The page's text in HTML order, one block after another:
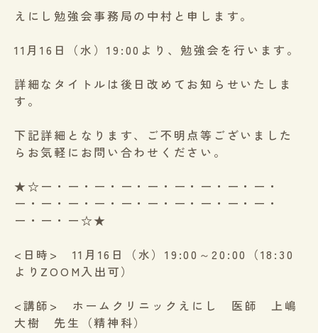
えにし勉強会事務局の中村と申します。
11月16日（水）19:00より、勉強会を行います。
詳細なタイトルは後日改めてお知らせいたしま
す。
下記詳細となります、ご不明点等ございました
らお気軽にお問い合わせください。
★☆ー・ー・ー・ー・ー・ー・ー・ー・ー・
ー・ー・ー・ー・ー・ー・ー・ー・ー・ー・
ー・ー・ー☆★
<日時> 11月16日（水）19:00～20:00（18:30
よりZOOM入出可）
<講師> ホームクリニックえにし 医師 上嶋
大樹 先生（精神科）